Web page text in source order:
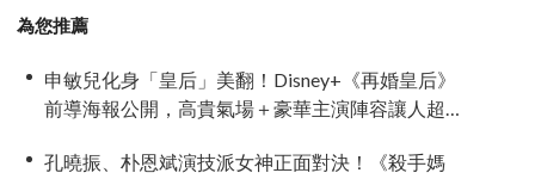
為您推薦
申敏兒化身「皇后」美翻！Disney+《再婚皇后》
前導海報公開，高貴氣場＋豪華主演陣容讓人超
孔曉振、朴恩斌演技派女神正面對決！《殺手媽